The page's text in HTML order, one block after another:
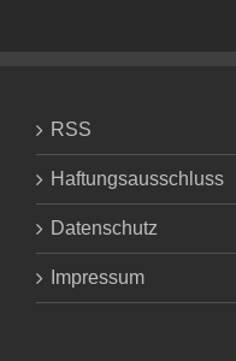
RSS
Haftungsausschluss
Datenschutz
Impressum